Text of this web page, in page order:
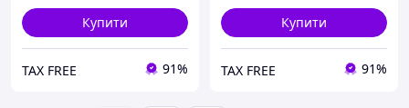
Купити
TAX FREE 91%
Купити
TAX FREE 91%